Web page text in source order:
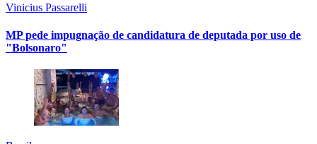
Vinicius Passarelli
MP pede impugnação de candidatura de deputada por uso de
"Bolsonaro"